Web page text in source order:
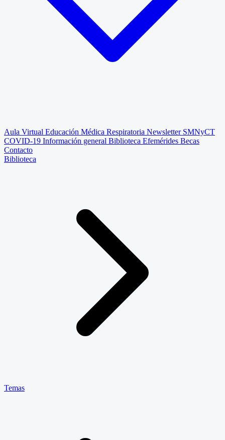
Aula Virtual Educación Médica Respiratoria Newsletter SMNyCT
COVID-19 Información general Biblioteca Efemérides Becas
Contacto
Biblioteca
Temas